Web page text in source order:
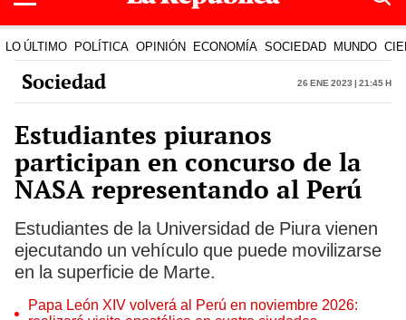
LO ÚLTIMO POLÍTICA OPINIÓN ECONOMÍA SOCIEDAD MUNDO
Sociedad 26 Ene 2023 | 21:45 h
Estudiantes piuranos
participan en concurso de la
NASA representando al Perú
Estudiantes de la Universidad de Piura vienen
ejecutando un vehículo que puede movilizarse
en la superficie de Marte.
Papa León XIV volverá al Perú en noviembre 2026: